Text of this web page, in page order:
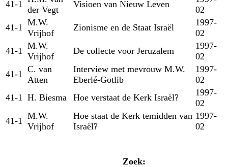
41-1
der Vegt
Visioen van Nieuw Leven
02
41-1
M.W.
Vrijhof
Zionisme en de Staat Israël
1997-
02
41-1
M.W.
Vrijhof
De collecte voor Jeruzalem
1997-
02
41-1
C. van
Atten
Interview met mevrouw M.W.
Eberlé-Gotlib
1997-
02
41-1
H. Biesma Hoe verstaat de Kerk Israël?
1997-
02
41-1
M.W.
Vrijhof
Hoe staat de Kerk temidden van
Israël?
1997-
02
Zoek: